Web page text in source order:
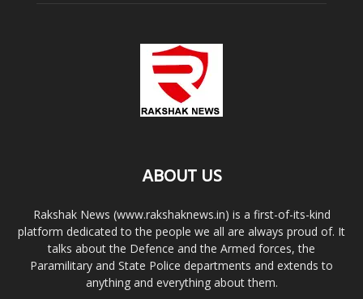
ABOUT US
Rakshak News (www.rakshaknews.in) is a first-of-its-kind
platform dedicated to the people we all are always proud of. It
talks about the Defence and the Armed forces, the
Paramilitary and State Police departments and extends to
anything and everything about them.